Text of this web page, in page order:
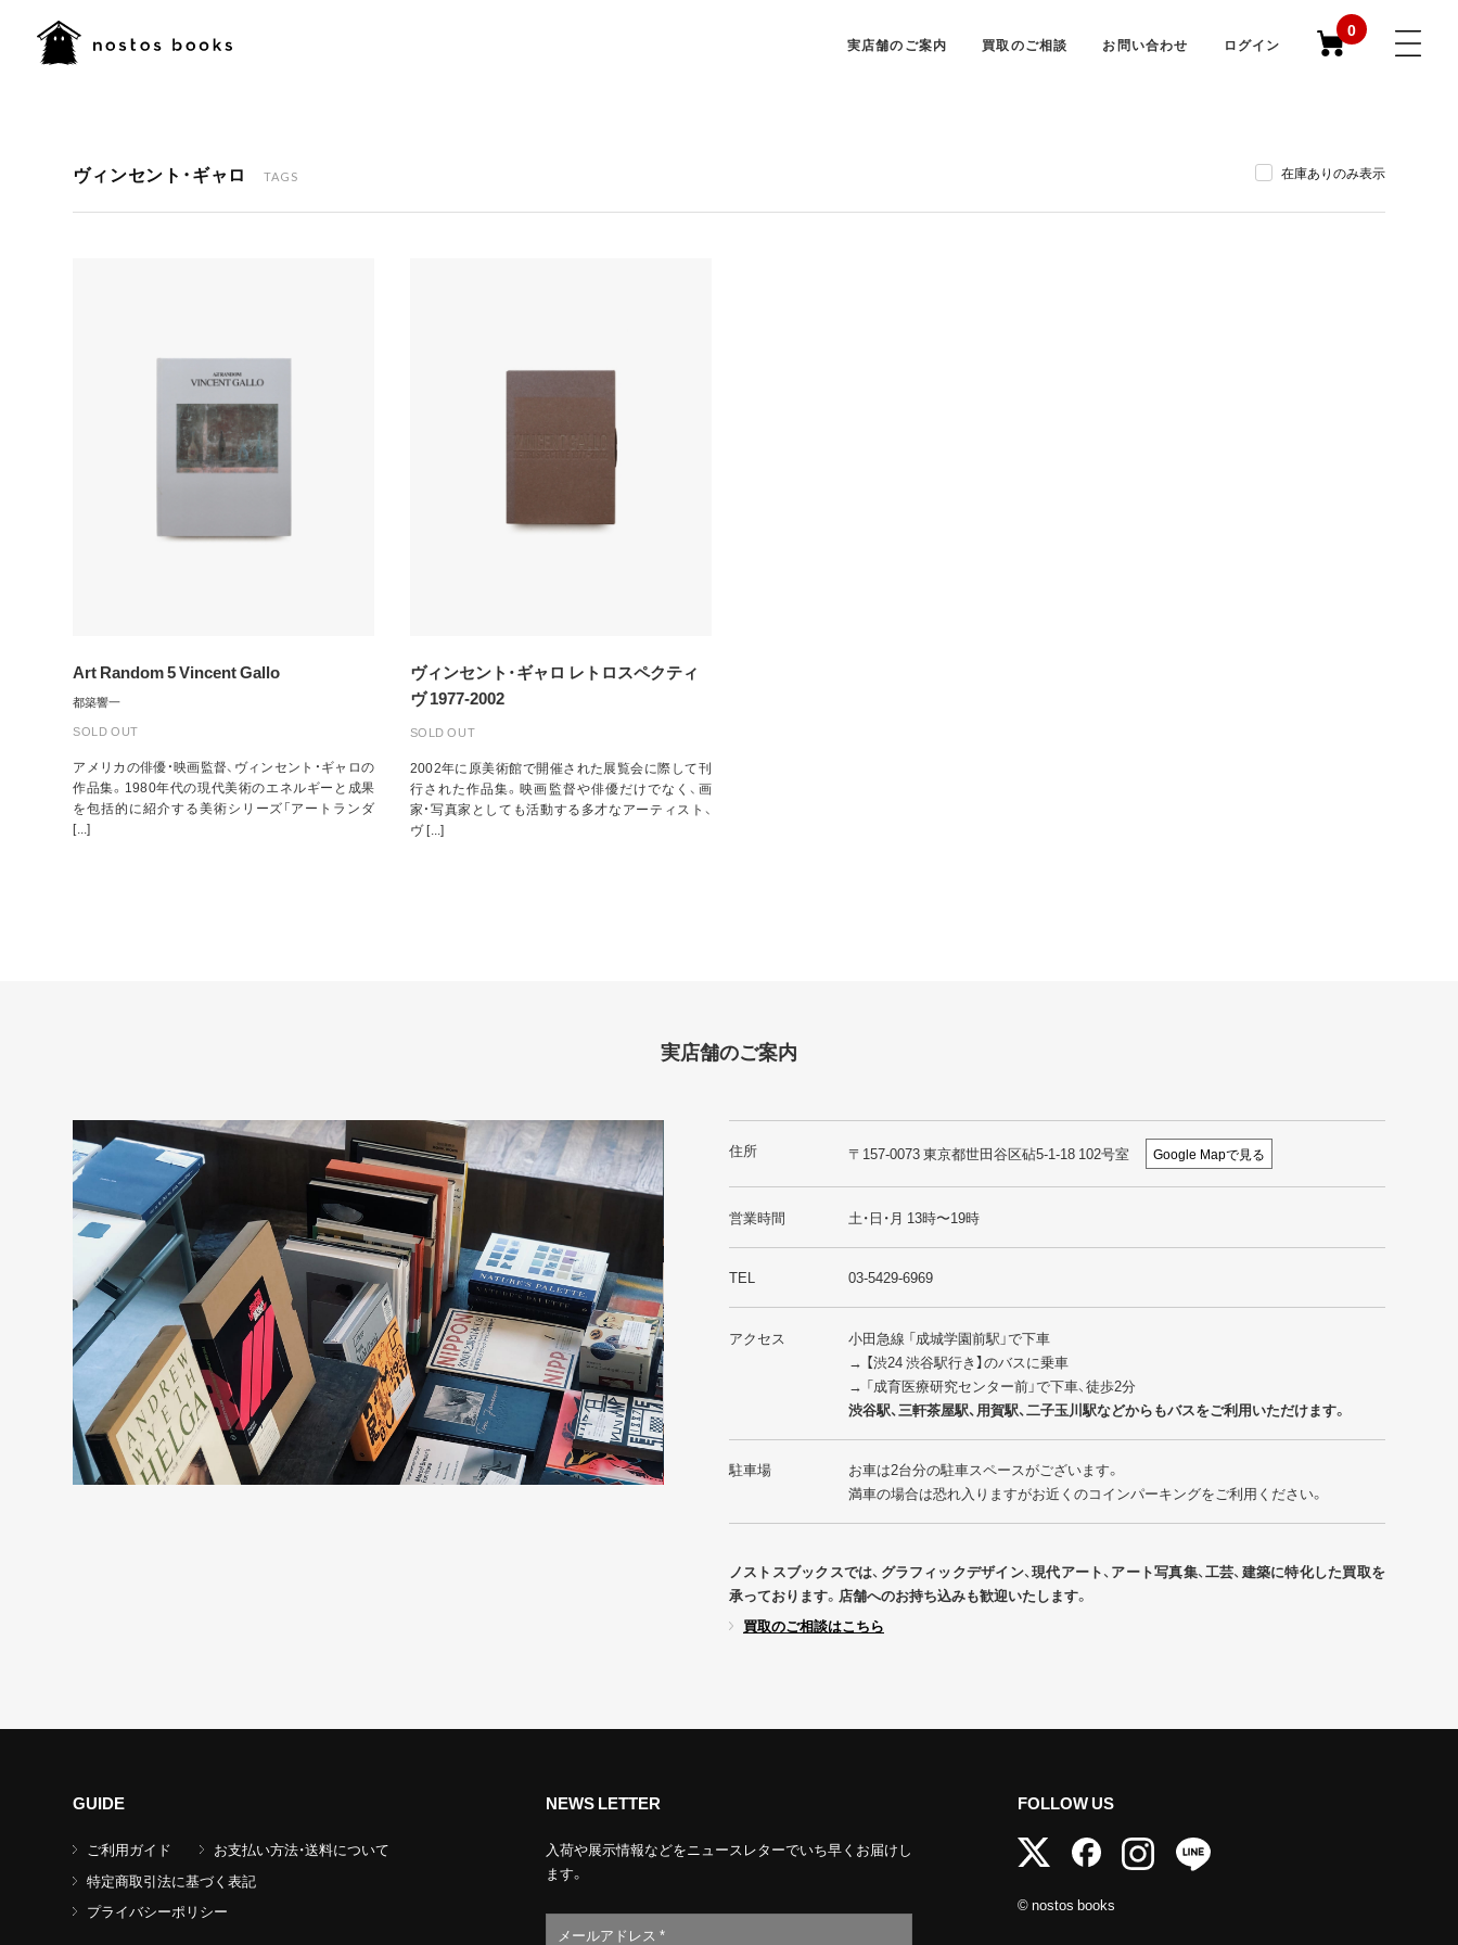
実店舗のご案内 買取のご相談 お問い合わせ ログイン
0
ヴィンセント・ギャロ TAGS 在庫ありのみ表示
Art Random 5 Vincent Gallo
都築響一
SOLD OUT
アメリカの俳優・映画監督、ヴィンセント・ギャロの
作品集。1980年代の現代美術のエネルギーと成果
を包括的に紹介する美術シリーズ「アートランダ
[...]
ヴィンセント・ギャロ レトロスペクティ
ヴ 1977-2002
SOLD OUT
2002年に原美術館で開催された展覧会に際して刊
行された作品集。映画監督や俳優だけでなく、画
家・写真家としても活動する多才なアーティスト、
ヴ [...]
実店舗のご案内
住所 〒157-0073 東京都世田谷区砧5-1-18 102号室 Google Mapで見る
営業時間 土・日・月 13時〜19時
TEL 03-5429-6969
アクセス
小田急線 「成城学園前駅」で下車
→ 【渋24 渋谷駅行き】のバスに乗車
→ 「成育医療研究センター前」で下車、徒歩2分
渋谷駅、三軒茶屋駅、用賀駅、二子玉川駅などからもバスをご利用いただけます。
駐車場
お車は2台分の駐車スペースがございます。
満車の場合は恐れ入りますがお近くのコインパーキングをご利用ください。
ノストスブックスでは、グラフィックデザイン、現代アート、アート写真集、工芸、建築に特化した買取を
承っております。店舗へのお持ち込みも歓迎いたします。
買取のご相談はこちら
GUIDE
ご利用ガイド
お支払い方法・送料について
特定商取引法に基づく表記
プライバシーポリシー
NEWS LETTER
入荷や展示情報などをニュースレターでいち早くお届けし
ます。
FOLLOW US
© nostos books